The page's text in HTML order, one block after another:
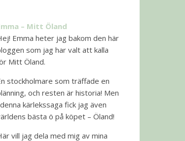
– Mitt Öland
Emma heter jag bakom den här
som jag har valt att kalla
Mitt Öland.
stockholmare som träffade en
och resten är historia! Men
kärlekssaga fick jag även
bästa ö på köpet – Öland!
vill jag dela med mig av mina